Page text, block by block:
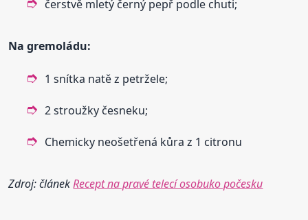
čerstvě mletý černý pepř podle chuti;
Na gremoládu:
1 snítka natě z petržele;
2 stroužky česneku;
Chemicky neošetřená kůra z 1 citronu
Zdroj: článekRecept na pravé telecí osobuko počesku